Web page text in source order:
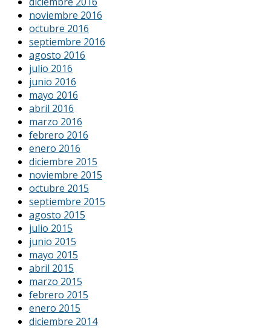
noviembre 2016
octubre 2016
septiembre 2016
agosto 2016
julio 2016
junio 2016
mayo 2016
abril 2016
marzo 2016
febrero 2016
enero 2016
diciembre 2015
noviembre 2015
octubre 2015
septiembre 2015
agosto 2015
julio 2015
junio 2015
mayo 2015
abril 2015
marzo 2015
febrero 2015
enero 2015
diciembre 2014